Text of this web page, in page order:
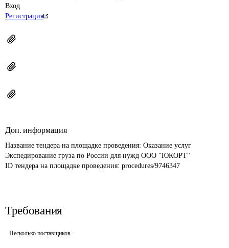
Вход
Регистрация
Доп. информация
Название тендера на площадке проведения: Оказание услуг
Экспедирование груза по России для нужд ООО "ЮКОРТ"
ID тендера на площадке проведения: procedures/9746347
Требования
Несколько поставщиков